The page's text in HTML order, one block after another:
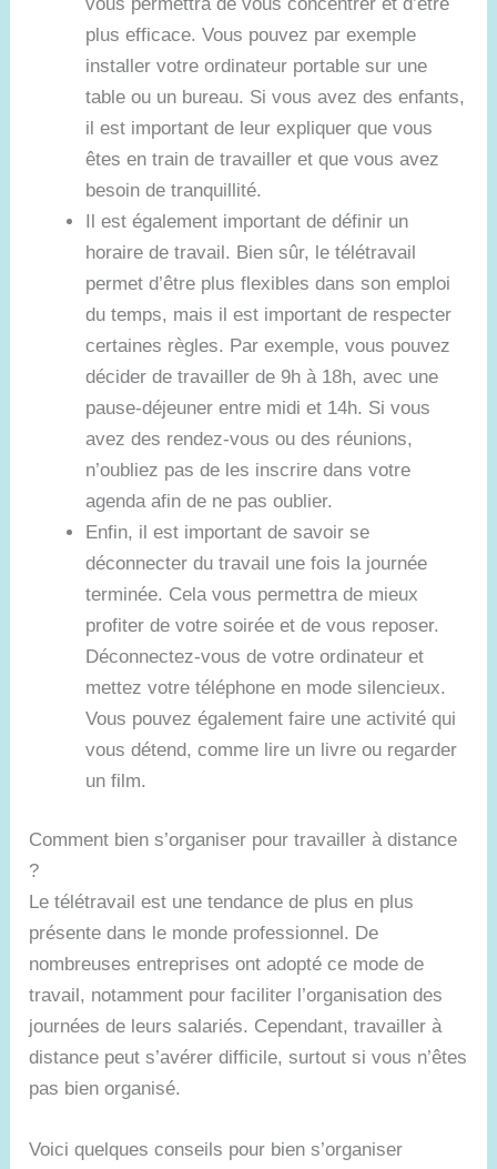
plus efficace. Vous pouvez par exemple
installer votre ordinateur portable sur une
table ou un bureau. Si vous avez des enfants,
il est important de leur expliquer que vous
êtes en train de travailler et que vous avez
besoin de tranquillité.
Il est également important de définir un
horaire de travail. Bien sûr, le télétravail
permet d’être plus flexibles dans son emploi
du temps, mais il est important de respecter
certaines règles. Par exemple, vous pouvez
décider de travailler de 9h à 18h, avec une
pause-déjeuner entre midi et 14h. Si vous
avez des rendez-vous ou des réunions,
n’oubliez pas de les inscrire dans votre
agenda afin de ne pas oublier.
Enfin, il est important de savoir se
déconnecter du travail une fois la journée
terminée. Cela vous permettra de mieux
profiter de votre soirée et de vous reposer.
Déconnectez-vous de votre ordinateur et
mettez votre téléphone en mode silencieux.
Vous pouvez également faire une activité qui
vous détend, comme lire un livre ou regarder
un film.
Comment bien s’organiser pour travailler à distance
?
Le télétravail est une tendance de plus en plus
présente dans le monde professionnel. De
nombreuses entreprises ont adopté ce mode de
travail, notamment pour faciliter l’organisation des
journées de leurs salariés. Cependant, travailler à
distance peut s’avérer difficile, surtout si vous n’êtes
pas bien organisé.
Voici quelques conseils pour bien s’organiser